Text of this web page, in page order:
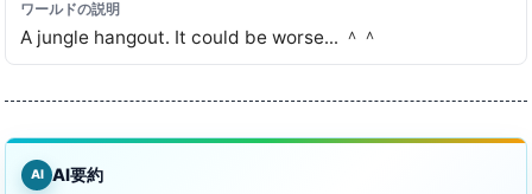
ワールドの説明
A jungle hangout․ It could be worse․․․ ＾＾
AI AI要約